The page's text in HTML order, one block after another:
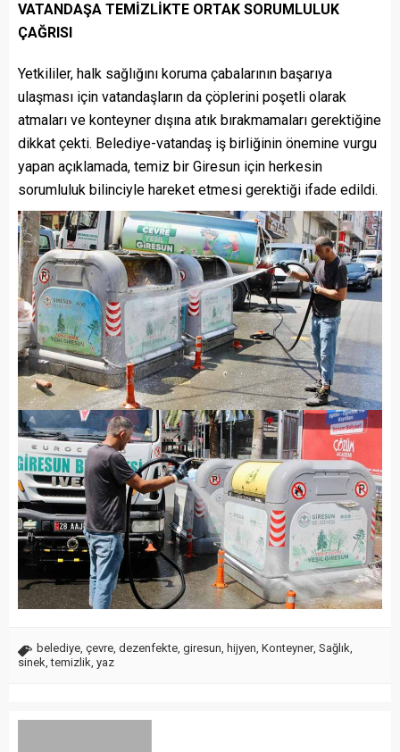
VATANDAŞA TEMİZLİKTE ORTAK SORUMLULUK
ÇAĞRISI
Yetkililer, halk sağlığını koruma çabalarının başarıya
ulaşması için vatandaşların da çöplerini poşetli olarak
atmaları ve konteyner dışına atık bırakmamaları gerektiğine
dikkat çekti. Belediye-vatandaş iş birliğinin önemine vurgu
yapan açıklamada, temiz bir Giresun için herkesin
sorumluluk bilinciyle hareket etmesi gerektiği ifade edildi.
belediye çevre dezenfekte giresun hijyen Konteyner, Sağlık
sinek ,temizlik yaz